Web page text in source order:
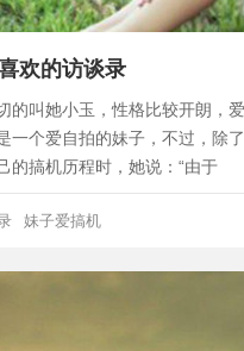
欢的访谈录
的叫她小玉，性格比较开朗，
一个爱自拍的妹子，不过，除
的搞机历程时，她说：“由于
妹子爱搞机